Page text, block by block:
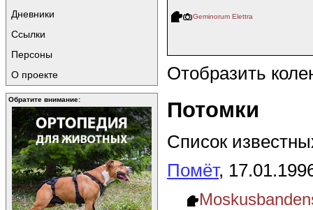
Дневники
Ссылки
Персоны
О проекте
Обратите внимание:
Geminorum Elettra
Отобразить
Потомки
Список
Помёт,